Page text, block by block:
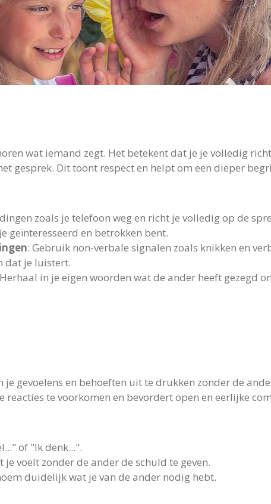
wat iemand zegt. Het betekent dat je je volledig
gesprek. Dit toont respect en helpt om een dieper
zoals je telefoon weg en richt je volledig op de
geïnteresseerd en betrokken bent.
: Gebruik non-verbale signalen zoals knikken en
dat je luistert.
in je eigen woorden wat de ander heeft gezegd
gevoelens en behoeften uit te drukken zonder de
reacties te voorkomen en bevordert open en eerlijke
of "Ik denk...".
je voelt zonder de ander de schuld te geven.
duidelijk wat je van de ander nodig hebt.